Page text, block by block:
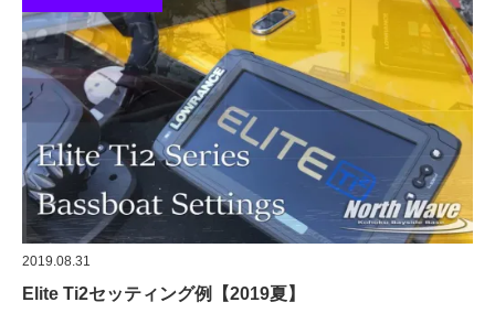
2019.08.31
Elite Ti2セッティング例【2019夏】